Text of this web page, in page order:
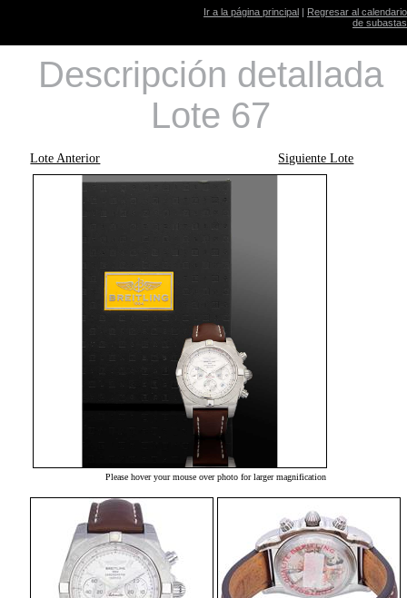
Ir a la página principal | Regresar al calendario
de subastas
Descripción detallada
Lote 67
Lote Anterior Siguiente Lote
Please hover your mouse over photo for larger magnification